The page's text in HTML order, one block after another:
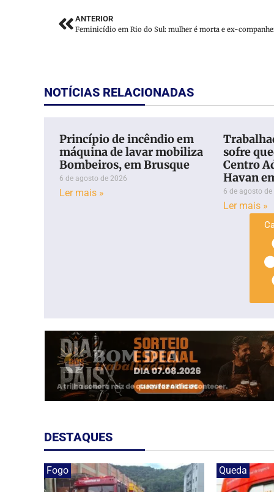
ANTERIOR
NOTÍCIAS RELACIONADAS
Princípio de incêndio em
máquina de lavar mobiliza
Bombeiros, em Brusque
6 de agosto de 2026
Ler mais »
sofre
Centro
Havan
6 de agosto
Ler mais »
DESTAQUES
Fogo Queda